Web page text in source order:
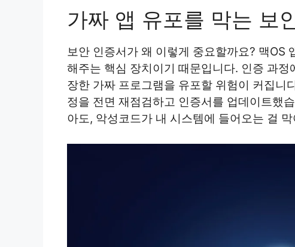
가짜 앱 유포를 막는 보
보안 인증서가 왜 이렇게 중요할까요? 맥OS
해주는 핵심 장치이기 때문입니다. 인증 과
장한 가짜 프로그램을 유포할 위험이 커집니
정을 전면 재점검하고 인증서를 업데이트했
아도, 악성코드가 내 시스템에 들어오는 걸